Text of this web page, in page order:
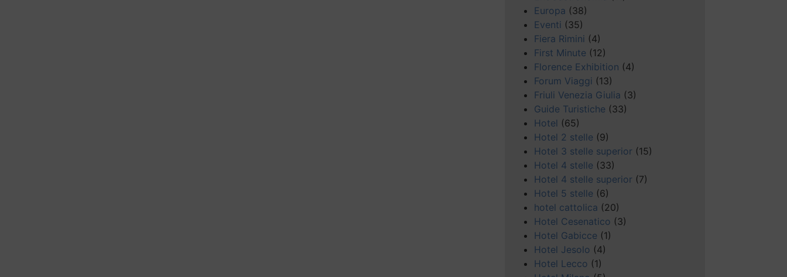
Europa (38)
Eventi (35)
Fiera Rimini (4)
First Minute (12)
Florence Exhibition (4)
Forum Viaggi (13)
Friuli Venezia Giulia (3)
Guide Turistiche (33)
Hotel (65)
Hotel 2 stelle (9)
Hotel 3 stelle superior (15)
Hotel 4 stelle (33)
Hotel 4 stelle superior (7)
Hotel 5 stelle (6)
hotel cattolica (20)
Hotel Cesenatico (3)
Hotel Gabicce (1)
Hotel Jesolo (4)
Hotel Lecco (1)